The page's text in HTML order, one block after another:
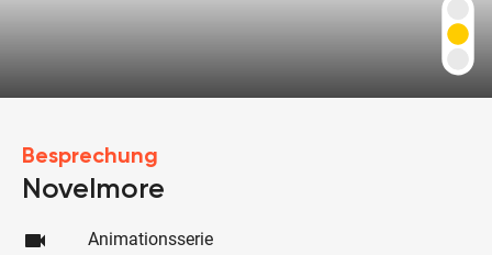
Besprechung
Novelmore
videocam Animationsserie